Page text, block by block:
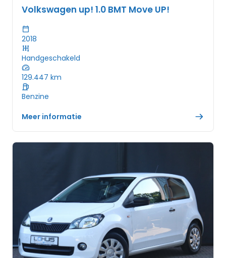
Volkswagen up! 1.0 BMT Move UP!
2018
Handgeschakeld
129.447 km
Benzine
Meer informatie